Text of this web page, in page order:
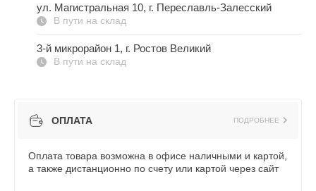
ул. Магистральная 10, г. Переславль-Залесский
В пути на склад
3-й микрорайон 1, г. Ростов Великий
В пути на склад
ОПЛАТА ПОДРОБНЕЕ
Оплата товара возможна в офисе наличными и картой,
а также дистанционно по счету или картой через сайт